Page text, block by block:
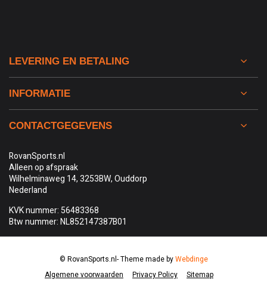
LEVERING EN BETALING
INFORMATIE
CONTACTGEGEVENS
RovanSports.nl
Alleen op afspraak
Wilhelminaweg 14, 3253BW, Ouddorp
Nederland
KVK nummer: 56483368
Btw nummer: NL852147387B01
Algemene voorwaarden Privacy Policy Sitemap
© RovanSports.nl- Theme made byWebdinge